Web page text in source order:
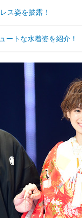
ス姿を披露！
ートな水着姿を紹介！